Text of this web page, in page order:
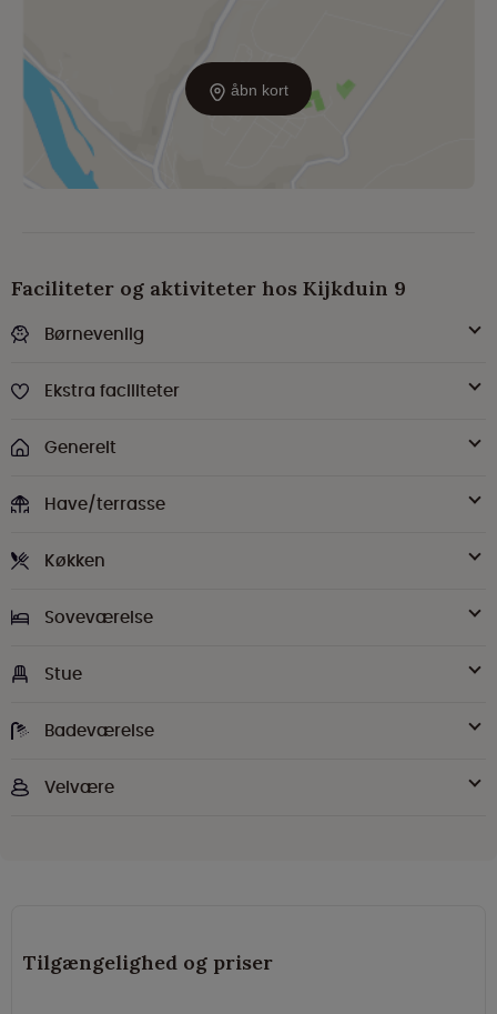
åbn kort
Faciliteter og aktiviteter hos Kijkduin 9
Børnevenlig
Ekstra faciliteter
Generelt
Have/terrasse
Køkken
Soveværelse
Stue
Badeværelse
Velvære
Tilgængelighed og priser